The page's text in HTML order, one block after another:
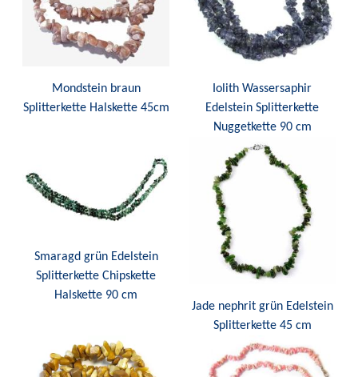
Mondstein braun
Splitterkette Halskette 45cm
Iolith Wassersaphir
Edelstein Splitterkette
Nuggetkette 90 cm
Smaragd grün Edelstein
Splitterkette Chipskette
Halskette 90 cm
Jade nephrit grün Edelstein
Splitterkette 45 cm